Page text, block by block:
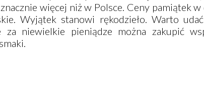
więcej niż w Polsce. Ceny pamiątek
Wyjątek stanowi rękodzieło. Warto
niewielkie pieniądze można zakupić